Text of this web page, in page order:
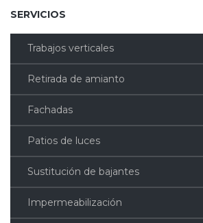
SERVICIOS
Trabajos verticales
Retirada de amianto
Fachadas
Patios de luces
Sustitución de bajantes
Impermeabilización